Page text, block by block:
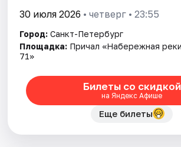
30 июля 2026 • четверг • 23:55
Город: Санкт-Петербург
Площадка: Причал «Набережная
71»
Билеты со скидкой
на Яндекс Афише
Еще билеты